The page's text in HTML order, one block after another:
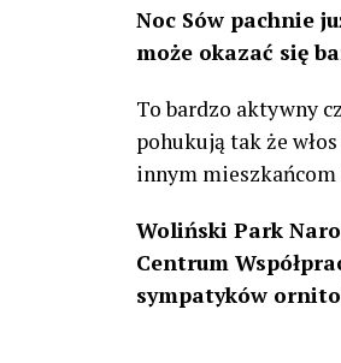
Noc Sów pachnie
może okazać się
To bardzo aktywny
pohukują tak że
innym
Woliński Park
Centrum
sympatyków